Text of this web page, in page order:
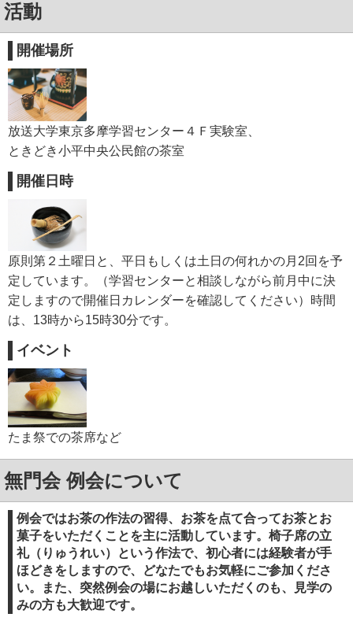
活動
開催場所
放送大学東京多摩学習センター４Ｆ実験室、
ときどき小平中央公民館の茶室
開催日時
原則第２土曜日と、平日もしくは土日の何れかの月2回を予
定しています。（学習センターと相談しながら前月中に決
定しますので開催日カレンダーを確認してください） 時間
は、 13時から15時30分です。
イベント
たま祭での茶席など
無門会 例会について
例会ではお茶の作法の習得、お茶を点て合ってお茶とお
菓子をいただくことを主に活動しています。椅子席の立
礼（りゅうれい）という作法で、初心者には経験者が手
ほどきをしますので、どなたでもお気軽にご参加くださ
い。また、突然例会の場にお越しいただくのも、見学の
みの方も大歓迎です。